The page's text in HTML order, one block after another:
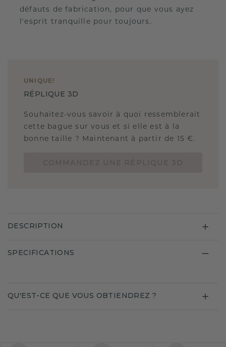
défauts de fabrication, pour que vous ayez
l'esprit tranquille pour toujours.
UNIQUE !
RÉPLIQUE 3D
Souhaitez-vous savoir à quoi ressemblerait
cette bague sur vous et si elle est à la
bonne taille ? Maintenant à partir de 15 €.
DESCRIPTION
SPECIFICATIONS
QU'EST-CE QUE VOUS OBTIENDREZ ?